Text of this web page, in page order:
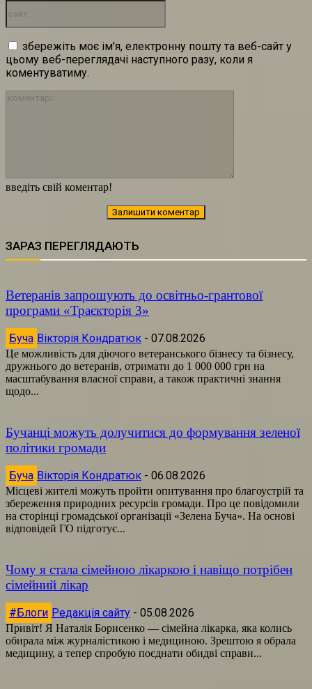
введіть свій коментар!
збережіть моє ім'я, електронну пошту та веб-сайт у
цьому веб-переглядачі наступного разу, коли я
коментуватиму.
ЗАРАЗ ПЕРЕГЛЯДАЮТЬ
Ветеранів запрошують до освітньо-грантової
програми «Траєкторія 3»
Буча Вікторія Кондратюк - 07.08.2026
Це можливість для діючого ветеранського бізнесу та бізнесу,
дружнього до ветеранів, отримати до 1 000 000 грн на
масштабування власної справи, а також практичні знання
щодо...
Бучанці можуть долучитися до формування зеленої
політики громади
Буча Вікторія Кондратюк - 06.08.2026
Місцеві жителі можуть пройти опитування про благоустрій та
збереження природних ресурсів громади. Про це повідомили
на сторінці громадської організації «Зелена Буча». На основі
відповідей ГО підготує...
Чому я стала сімейною лікаркою і навіщо потрібен
сімейний лікар
#Блоги Редакція сайту - 05.08.2026
Привіт! Я Наталія Борисенко — сімейна лікарка, яка колись
обирала між журналістикою і медициною. Зрештою я обрала
медицину, а тепер спробую поєднати обидві справи...